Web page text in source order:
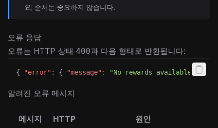
요; 순서는 중요하지 않습니다.
오류 응답
오류는 HTTP 상태 400과 다음 형태로 반환됩니다:
{ "error" : { "message" : "No rewards available to
알려진 오류 메시지
메시지 HTTP 원인